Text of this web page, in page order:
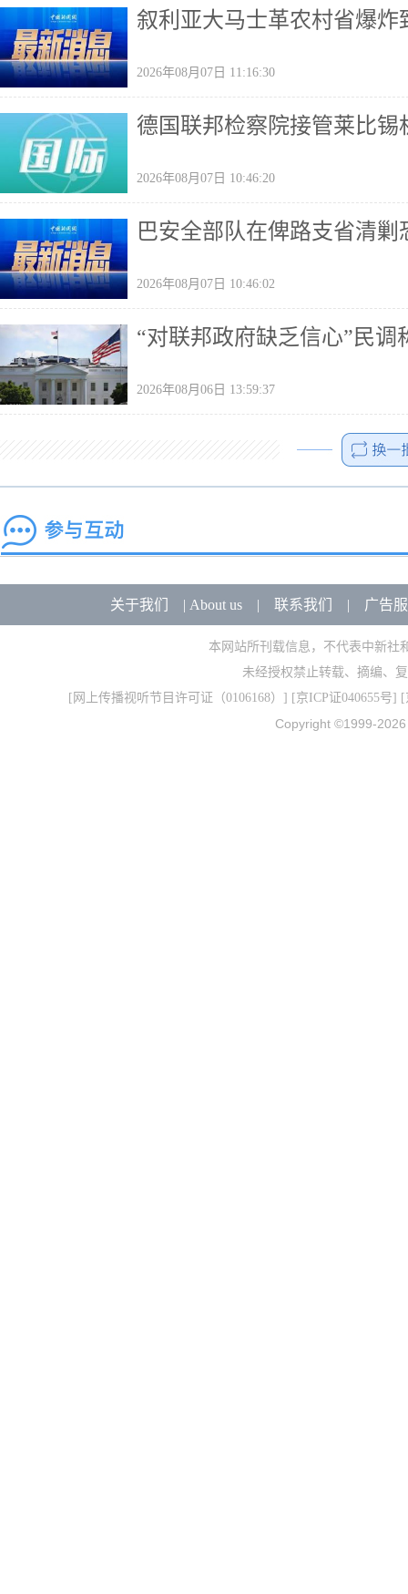
叙利亚大马士革农村省爆炸
2026年08月07日 11:16:30
德国联邦检察院接管莱比
2026年08月07日 10:46:20
巴安全部队在俾路支省清
2026年08月07日 10:46:02
“对联邦政府缺乏信心”民
2026年08月06日 13:59:37
关于我们 | About us| 联系我们 | 广告
本网站所刊载信息，不代表中新社
未经授权禁止转载、摘编、
[ 网上传播视听节目许可证（0106168） ] [京ICP证040655号] [
Copyright ©1999-